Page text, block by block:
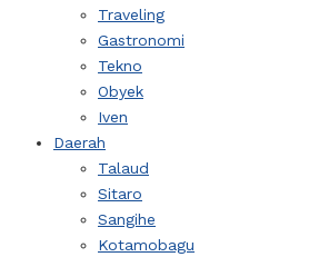
Traveling
Gastronomi
Tekno
Obyek
Iven
Daerah
Talaud
Sitaro
Sangihe
Kotamobagu